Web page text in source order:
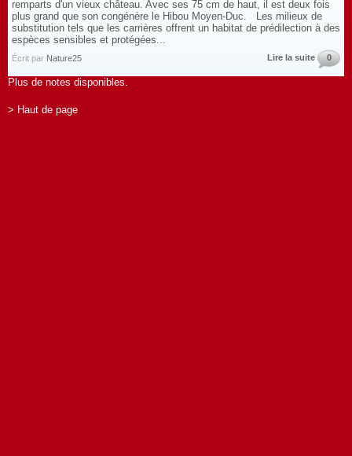
remparts d'un vieux château. Avec ses 75 cm de haut, il est deux fois
plus grand que son congénère le Hibou Moyen-Duc. Les milieux de
substitution tels que les carrières offrent un habitat de prédilection à des
espèces sensibles et protégées...
Écrit par Nature25 Lire la suite 0
Plus de notes disponibles.
> Haut de page